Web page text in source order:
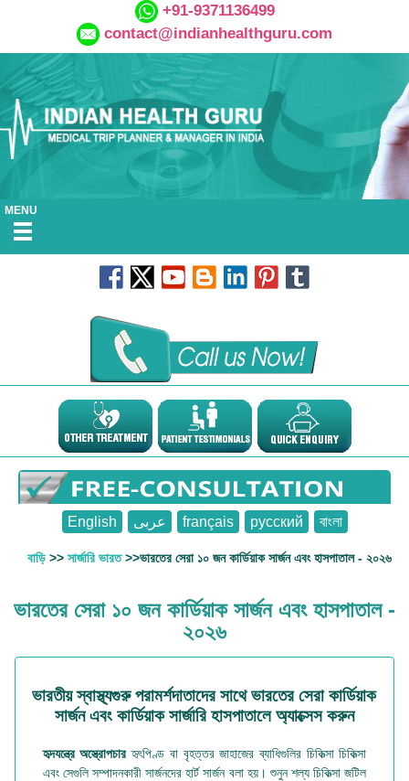
+91-9371136499
contact@indianhealthguru.com
MENU
English عربى français русский বাংলা
বাড়ি>> সার্জারি ভারত>>ভারতের সেরা ১০ জন কার্ডিয়াক সার্জন এবং হাসপাতাল - ২০২৬
ভারতের সেরা ১০ জন কার্ডিয়াক সার্জন এবং হাসপাতাল -
২০২৬
ভারতীয় স্বাস্থ্যগুরু পরামর্শদাতাদের সাথে ভারতের সেরা কার্ডিয়াক
সার্জন এবং কার্ডিয়াক সার্জারি হাসপাতালে অ্যাক্সেস করুন
হৃদযন্ত্রে অস্ত্রোপচারহৃৎপিণ্ড বা বৃহত্তর জাহাজের ব্যাধিগুলির চিকিত্সা চিকিত্সা
এবং সেগুলি সম্পাদনকারী সার্জনদের হার্ট সার্জন বলা হয়। শুনুন শল্য চিকিত্সা জটিল